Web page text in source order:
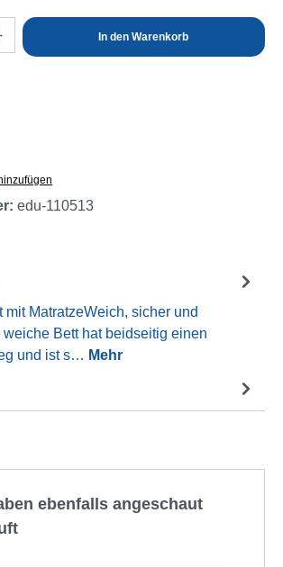
Gib den gewünschten
In den Warenkorb
edu-110513
mit MatratzeWeich, sicher und
Bett hat beidseitig einen
und ist s… Mehr
ebenfalls angeschaut